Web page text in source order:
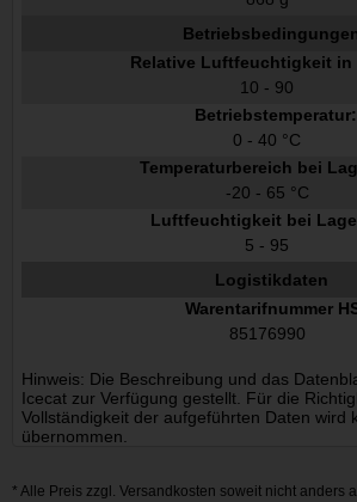
Relative Luftfeuchtigkeit in
10 - 90
Betriebstemperatur:
0 - 40 °C
Temperaturbereich bei
-20 - 65 °C
Luftfeuchtigkeit bei
5 - 95
Logistikdaten
Warentarifnummer
85176990
Hinweis: Die Beschreibung und das
Icecat zur Verfügung gestellt. Für die
Vollständigkeit der aufgeführten Daten wird
übernommen.
* Alle Preis zzgl. Versandkosten soweit nicht anders